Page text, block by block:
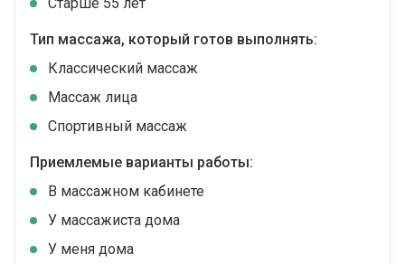
Тип массажа, который готов выполнять:
Классический массаж
Массаж лица
Спортивный массаж
Приемлемые варианты работы:
В массажном кабинете
У массажиста дома
У меня дома